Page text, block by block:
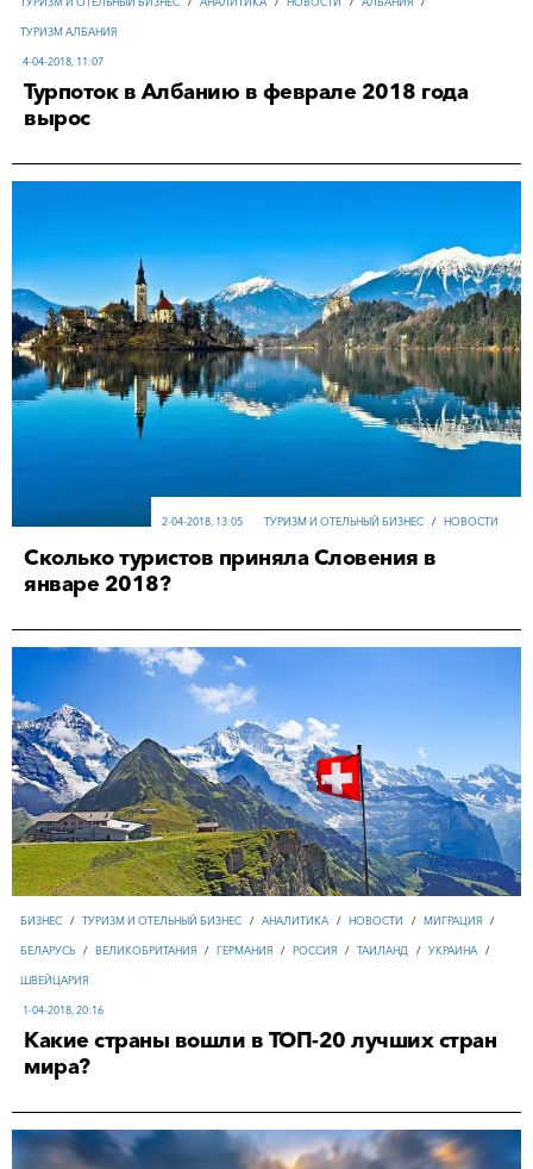
ТУРИЗМ АЛБАНИЯ
4-04-2018, 11:07
Турпоток в Албанию в феврале 2018 года
вырос
ТУРИЗМ И ОТЕЛЬНЫЙ БИЗНЕС / НОВОСТИ
2-04-2018, 13:05
Сколько туристов приняла Словения в
январе 2018?
БИЗНЕС / ТУРИЗМ И ОТЕЛЬНЫЙ БИЗНЕС / АНАЛИТИКА / НОВОСТИ / МИГРАЦИЯ /
БЕЛАРУСЬ / ВЕЛИКОБРИТАНИЯ / ГЕРМАНИЯ / РОССИЯ / ТАИЛАНД / УКРАИНА /
ШВЕЙЦАРИЯ
1-04-2018, 20:16
Какие страны вошли в ТОП-20 лучших стран
мира?